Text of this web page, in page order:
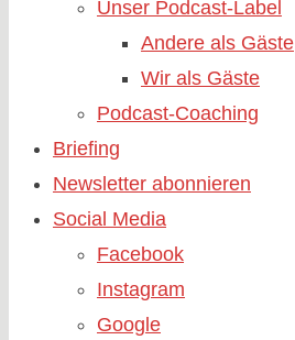
Unser Podcast-Label
Andere als Gäste
Wir als Gäste
Podcast-Coaching
Briefing
Newsletter abonnieren
Social Media
Facebook
Instagram
Google